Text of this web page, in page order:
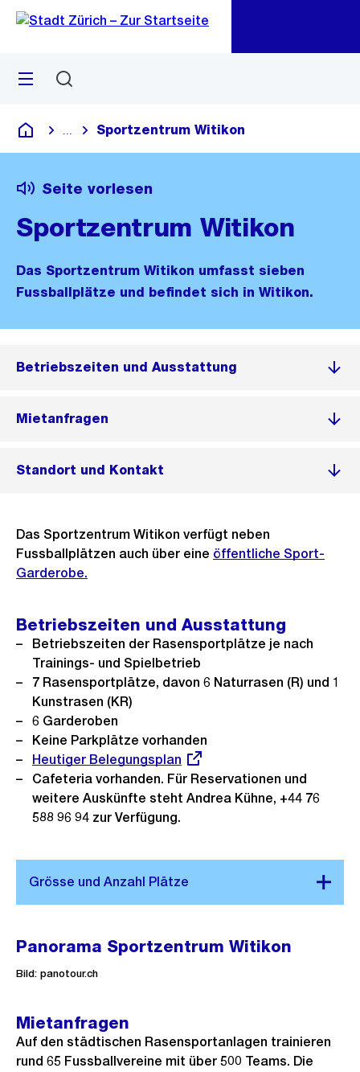
Navigation
Sprunglink
Menü
Deutsch
Blende alle Breadcrumbs ein
Sportzentrum Witikon
Seite vorlesen
Sportzentrum Witikon
Das Sportzentrum Witikon umfasst sieben
Fussballplätze und befindet sich in Witikon.
Betriebszeiten und Ausstattung
Mietanfragen
Standort und Kontakt
Das Sportzentrum Witikon verfügt neben
Fussballplätzen auch über eine öffentliche Sport-
Garderobe.
Betriebszeiten und Ausstattung
Betriebszeiten der Rasensportplätze je nach
Trainings- und Spielbetrieb
7 Rasensportplätze, davon 6 Naturrasen (R) und 1
Kunstrasen (KR)
6 Garderoben
Keine Parkplätze vorhanden
Externer
Link:
Heutiger Belegungsplan
Cafeteria vorhanden. Für Reservationen und
weitere Auskünfte steht Andrea Kühne, +44 76
588 96 94 zur Verfügung.
Panorama Sportzentrum Witikon
Bild: panotour.ch
Mietanfragen
Auf den städtischen Rasensportanlagen trainieren
rund 65 Fussballvereine mit über 500 Teams. Die